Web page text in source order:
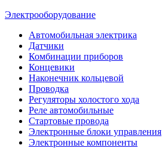
Электрооборудование
Автомобильная электрика
Датчики
Комбинации приборов
Концевики
Наконечник кольцевой
Проводка
Регуляторы холостого хода
Реле автомобильные
Стартовые провода
Электронные блоки управления
Электронные компоненты